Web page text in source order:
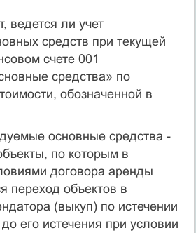
ведется ли учет
средств при текущей
счете 001
средства» по
обозначенной в
основные средства -
по которым в
договора аренды
переход объектов в
(выкуп) по истечении
его истечения при условии